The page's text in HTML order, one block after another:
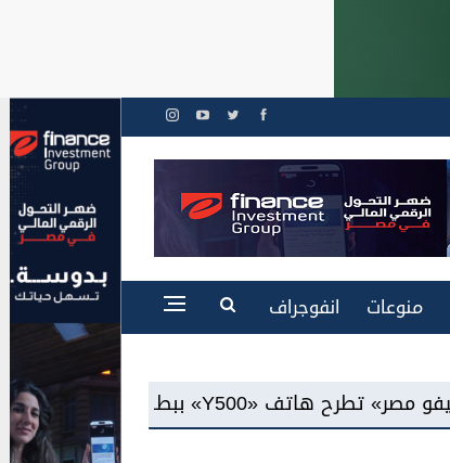
منوعات
انفوجراف